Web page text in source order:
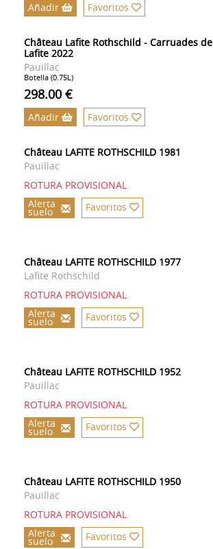
Añadir Favoritos
Château Lafite Rothschild - Carruades de
Lafite 2022
Pauillac
Botella (0.75L)
298.00 €
Añadir Favoritos
Château LAFITE ROTHSCHILD 1981
Pauillac
ROTURA PROVISIONAL
Alerta
suelo Favoritos
Château LAFITE ROTHSCHILD 1977
Lafite Rothschild
ROTURA PROVISIONAL
Alerta
suelo Favoritos
Château LAFITE ROTHSCHILD 1952
Pauillac
ROTURA PROVISIONAL
Alerta
suelo Favoritos
Château LAFITE ROTHSCHILD 1950
Pauillac
ROTURA PROVISIONAL
Alerta
suelo Favoritos